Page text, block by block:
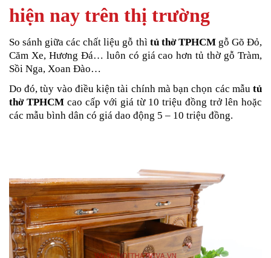
hiện nay trên thị trường
So sánh giữa các chất liệu gỗ thì tủ thờ TPHCMgỗ Gõ Đỏ,
Căm Xe, Hương Đá… luôn có giá cao hơn tủ thờ gỗ Tràm,
Sồi Nga, Xoan Đào…
Do đó, tùy vào điều kiện tài chính mà bạn chọn các mẫu tủ
thờ TPHCM cao cấp với giá từ 10 triệu đồng trở lên hoặc
các mẫu bình dân có giá dao động 5 – 10 triệu đồng.